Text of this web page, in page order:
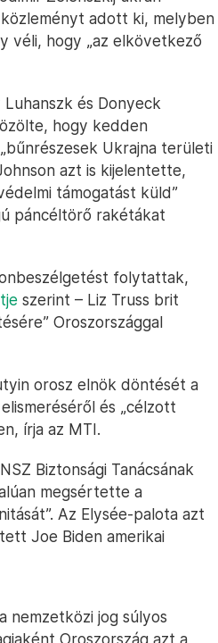
adott ki, melyben
véli, hogy „az elkövetkező
és Donyeck
hogy kedden
Ukrajna területi
azt is kijelentette,
támogatást küld”
páncéltörő rakétákat
folytattak,
szerint – Liz Truss brit
Oroszországgal
orosz elnök döntését a
és „célzott
írja az MTI.
Biztonsági Tanácsának
megsértette a
Az Elysée-palota azt
Joe Biden amerikai
nemzetközi jog súlyos
Oroszország azt a